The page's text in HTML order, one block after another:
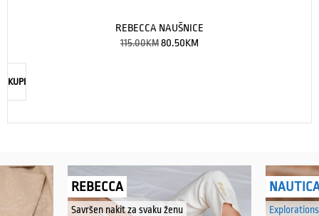
REBECCA NAUŠNICE
115.00KM80.50KM
KUPI
REBECCA
Savršen nakit za svaku ženu